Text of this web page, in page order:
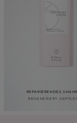
REPARIERENDES
REGENERIERT.